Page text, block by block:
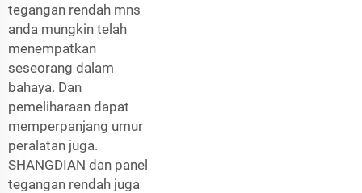
tegangan rendah mns
anda mungkin telah
menempatkan
seseorang dalam
bahaya. Dan
pemeliharaan dapat
memperpanjang umur
peralatan juga.
SHANGDIAN dan panel
tegangan rendah juga